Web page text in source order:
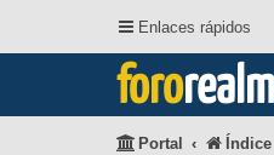
Enlaces rápidos
foro
Portal Índice